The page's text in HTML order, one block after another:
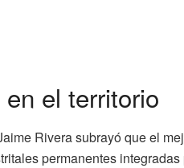
el territorio
Rivera subrayó que el
permanentes